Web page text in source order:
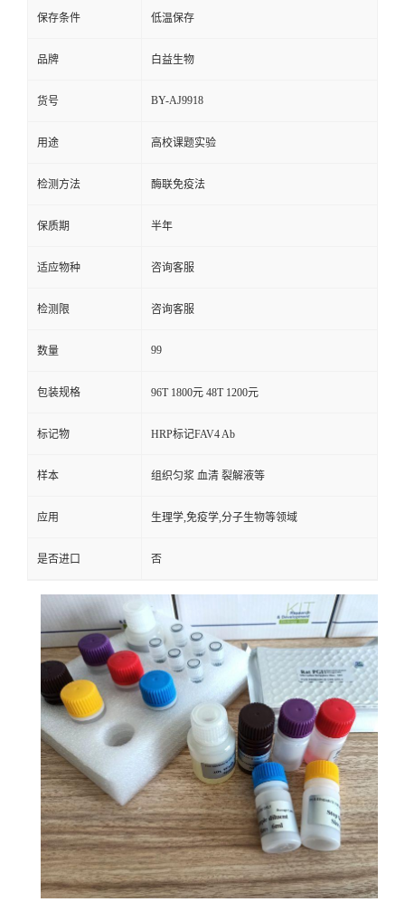
保存条件 低温保存
品牌 白益生物
货号 BY-AJ9918
用途 高校课题实验
检测方法 酶联免疫法
保质期 半年
适应物种 咨询客服
检测限 咨询客服
数量 99
包装规格 96T 1800元 48T 1200元
标记物 HRP标记FAV4 Ab
样本 组织匀浆 血清 裂解液等
应用 生理学,免疫学,分子生物等领域
是否进口 否